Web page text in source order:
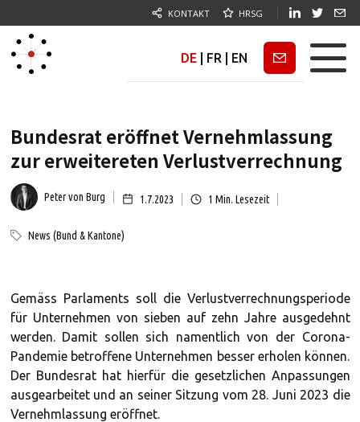
KONTAKT HRSG
DE FR EN Newsletter
Bundesrat eröffnet Vernehmlassung
zur erweitereten Verlustverrechnung
Peter von Burg 1.7.2023 1 Min. Lesezeit
News (Bund & Kantone)
Gemäss Parlaments soll die Verlustverrechnungsperiode
für Unternehmen von sieben auf zehn Jahre ausgedehnt
werden. Damit sollen sich namentlich von der Corona-
Pandemie betroffene Unternehmen besser erholen können.
Der Bundesrat hat hierfür die gesetzlichen Anpassungen
ausgearbeitet und an seiner Sitzung vom 28. Juni 2023 die
Vernehmlassung eröffnet.